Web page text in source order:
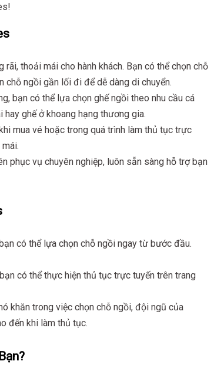
thoải mái cho hành khách. Bạn có thể chọn chỗ
ngồi gần lối đi để dễ dàng di chuyển.
bạn có thể lựa chọn ghế ngồi theo nhu cầu cá
hay ghế ở khoang hạng thương gia.
mua vé hoặc trong quá trình làm thủ tục trực
phục vụ chuyên nghiệp, luôn sẵn sàng hỗ trợ bạn
có thể lựa chọn chỗ ngồi ngay từ bước đầu.
có thể thực hiện thủ tục trực tuyến trên trang
khăn trong việc chọn chỗ ngồi, đội ngũ của
đến khi làm thủ tục.